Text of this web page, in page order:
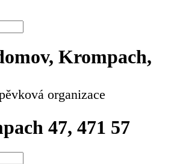
Krompach,
organizace
47, 471 57